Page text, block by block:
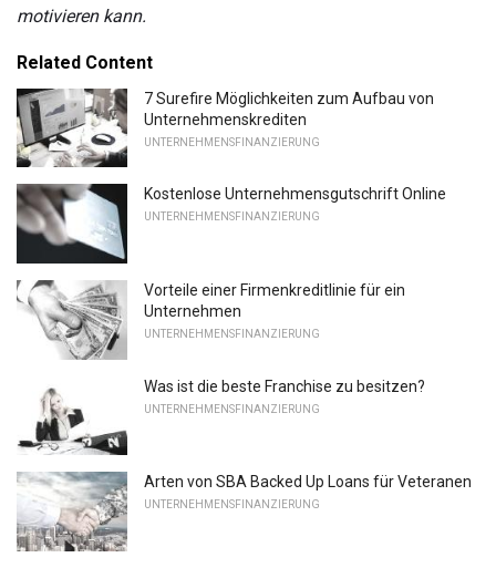
motivieren kann.
Related Content
7 Surefire Möglichkeiten zum Aufbau von
Unternehmenskrediten
UNTERNEHMENSFINANZIERUNG
Kostenlose Unternehmensgutschrift Online
UNTERNEHMENSFINANZIERUNG
Vorteile einer Firmenkreditlinie für ein
Unternehmen
UNTERNEHMENSFINANZIERUNG
Was ist die beste Franchise zu besitzen?
UNTERNEHMENSFINANZIERUNG
Arten von SBA Backed Up Loans für Veteranen
UNTERNEHMENSFINANZIERUNG